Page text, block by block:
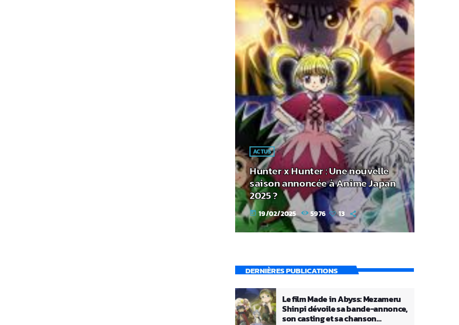
ACTUS
Hunter x Hunter : Une nouvelle
saison annoncée à Anime Japan
2025 ?
today 19/02/2025 5976 13
DERNIÈRES PUBLICATIONS
Le film Made in Abyss: Mezameru
Shinpi dévoile sa bande-annonce,
son casting et sa chanson